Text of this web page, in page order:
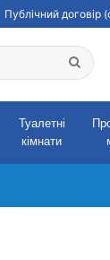
Публічний договір
Туалетні
кімнати